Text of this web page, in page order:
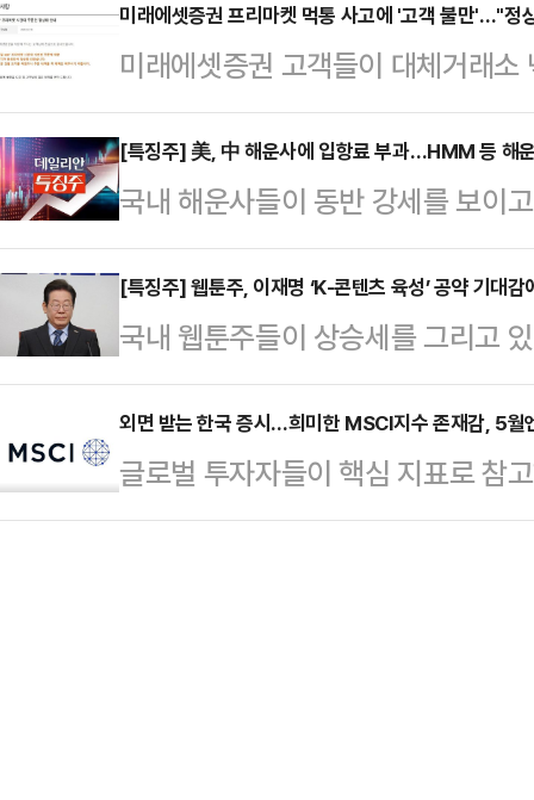
운 상황에서 관망세가 이어지고 있
9시 42분 현재 코스피는 전 거래
2473.25를 가리키고 있다. 지수
2473.30으로 출발했다. 장중
흐름을 보였다.투자주체별로 보면,
기…
미래에셋증권 프리마켓 먹통 사고에 '고객 불만'…"정
미래에셋증권 고객들이 대체거래
리 지연으로 불편을 겪고 불만을 쏟
인을 파악 중이다.18일 미래에셋증
오전 8시께부터 10여 분간 일부 주
여파로 일부 고객들은 주문 취소 및
만을 토로했다. 상황 파악을 위해
는 고객도 있었다.미래에셋증권은
후 1시 이후 서비스…
[특징주] 美, 中 해운사에 입항료 부과…HMM 등 해
국내 해운사들이 동반 강세를 보이
해운사 등에 입항 수수료를 부과하
국거래소에 따르면 이날 오전 10
1.97%(380원) 오른 1만9650원
승하기도 했다.HMM와 함께 해운
팬오션(1.98%) 등도 오르고 있다.
위해 미국에 입항하는 중국산 선박
다.국내…
[특징주] 웹툰주, 이재명 ‘K-콘텐츠 육성’ 공약 기대감
국내 웹툰주들이 상승세를 그리고
가 K-콘텐츠 육성 의지를 밝히면서
9시 34분 현재 미스터블루는 전
원에 거래되고 있다. 장중 1748원
리스튜디오(8.81%), 디앤씨미디
외면 받는 한국 증시…희미한 MSCI지수 존재감, 5월
글로벌 투자자들이 핵심 지표로 참
(MSCI) 지수에서 우리나라가 설